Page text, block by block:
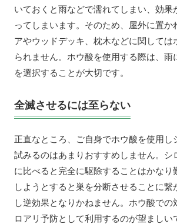
いておくと雨などで濡れてしまい、効果
ってしまいます。そのため、屋外に置か
アやウッドデッキ、枕木などに関しては
られません。ホウ酸を使用する際は、雨
を選択することが大切です。
全滅させるには至らない
正直なところ、ご自身でホウ酸を使用し
試みるのはあまりおすすめしません。シ
に比べると完全に駆除することはかなり
しようとすると巣を分断させることに繋
し逆効果となりかねません。ホウ酸での
ロアリ予防として利用するのが望ましい